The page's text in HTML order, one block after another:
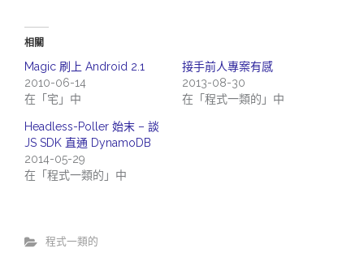
相關
Magic 刷上 Android 2.1
2010-06-14
在「宅」中
接手前人專案有感
2013-08-30
在「程式一類的」中
Headless-Poller 始末 – 談
JS SDK 直通 DynamoDB
2014-05-29
在「程式一類的」中
程式一類的